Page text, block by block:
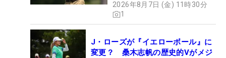
2026年8月7日 (金) 11時30分
1
J・ローズが『イエローボール』に
変更？ 桑木志帆の歴史的Vがメジ